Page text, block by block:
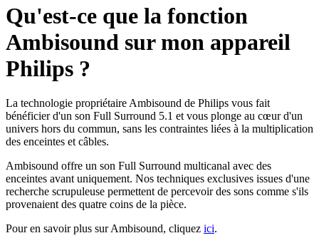
Qu'est-ce que la fonction
Ambisound sur mon appareil
Philips ?
La technologie propriétaire Ambisound de Philips vous fait
bénéficier d'un son Full Surround 5.1 et vous plonge au cœur d'un
univers hors du commun, sans les contraintes liées à la multiplication
des enceintes et câbles.
Ambisound offre un son Full Surround multicanal avec des
enceintes avant uniquement. Nos techniques exclusives issues d'une
recherche scrupuleuse permettent de percevoir des sons comme s'ils
provenaient des quatre coins de la pièce.
Pour en savoir plus sur Ambisound, cliquez ici.